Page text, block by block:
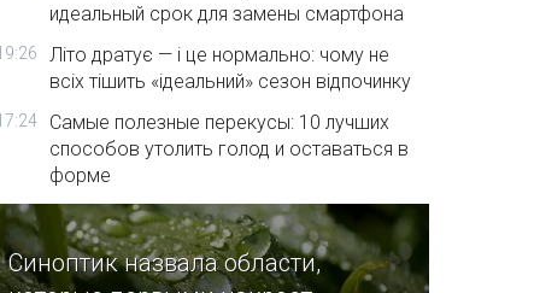
идеальный срок для замены смартфона
Літо дратує — і це нормально: чому не
всіх тішить «ідеальний» сезон відпочинку
Самые полезные перекусы: 10 лучших
способов утолить голод и оставаться в
форме
Синоптик назвала области,